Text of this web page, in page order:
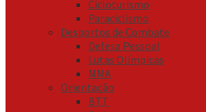
Cicloturismo
Paraciclismo
Desportos de Combate
Defesa Pessoal
Lutas Olímpicas
MMA
Orientação
BTT